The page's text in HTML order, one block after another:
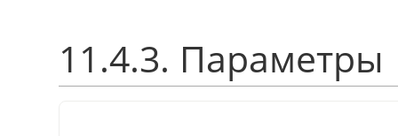
11.4.3. Параметры